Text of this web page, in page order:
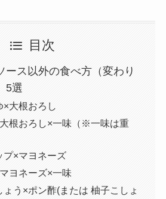
目次
ース以外の食べ方（変わり
5選
×大根おろし
根おろし×一味（※一味は重
プ×マヨネーズ
ヨネーズ×一味
ょう×ポン酢(または 柚子こしょ